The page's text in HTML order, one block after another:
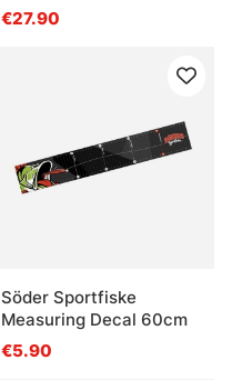
€27.90
Söder Sportfiske
Measuring Decal 60cm
€5.90